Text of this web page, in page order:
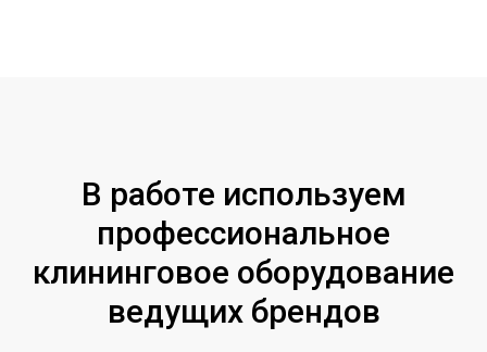
В работе используем
профессиональное
клининговое оборудование
ведущих брендов